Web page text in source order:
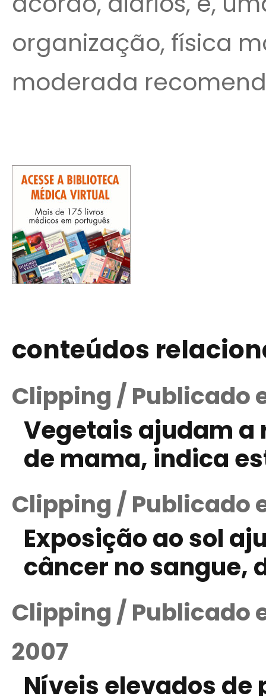
organização, física
moderada recomend
conteúdos
Clipping / Publicado
Vegetais ajudam a
de mama, indica
Clipping / Publicado
Exposição ao sol
câncer no sangue,
Clipping / Publicado
2007
Níveis elevados de